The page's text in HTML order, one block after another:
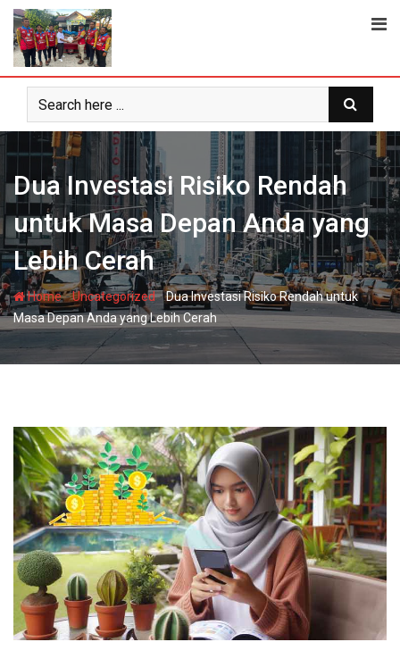
Skip
content
Dua Investasi Risiko Rendah
untuk Masa Depan Anda yang
Lebih Cerah
Home-Uncategorized-Dua Investasi Risiko Rendah untuk
Masa Depan Anda yang Lebih Cerah